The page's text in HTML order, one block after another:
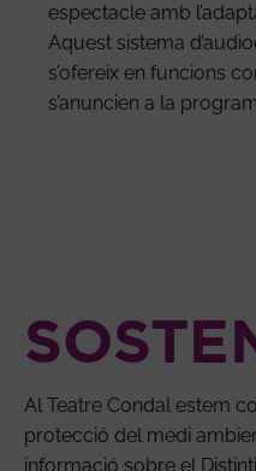
espectacle amb
Aquest sistema
s’ofereix en funcions
s’anuncien a la
Al Teatre Condal estem
protecció del medi
informació sobre el